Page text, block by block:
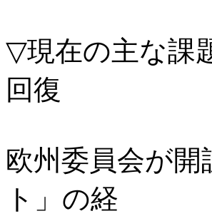
▽現在の主な課
回復
欧州委員会が
ト」の経